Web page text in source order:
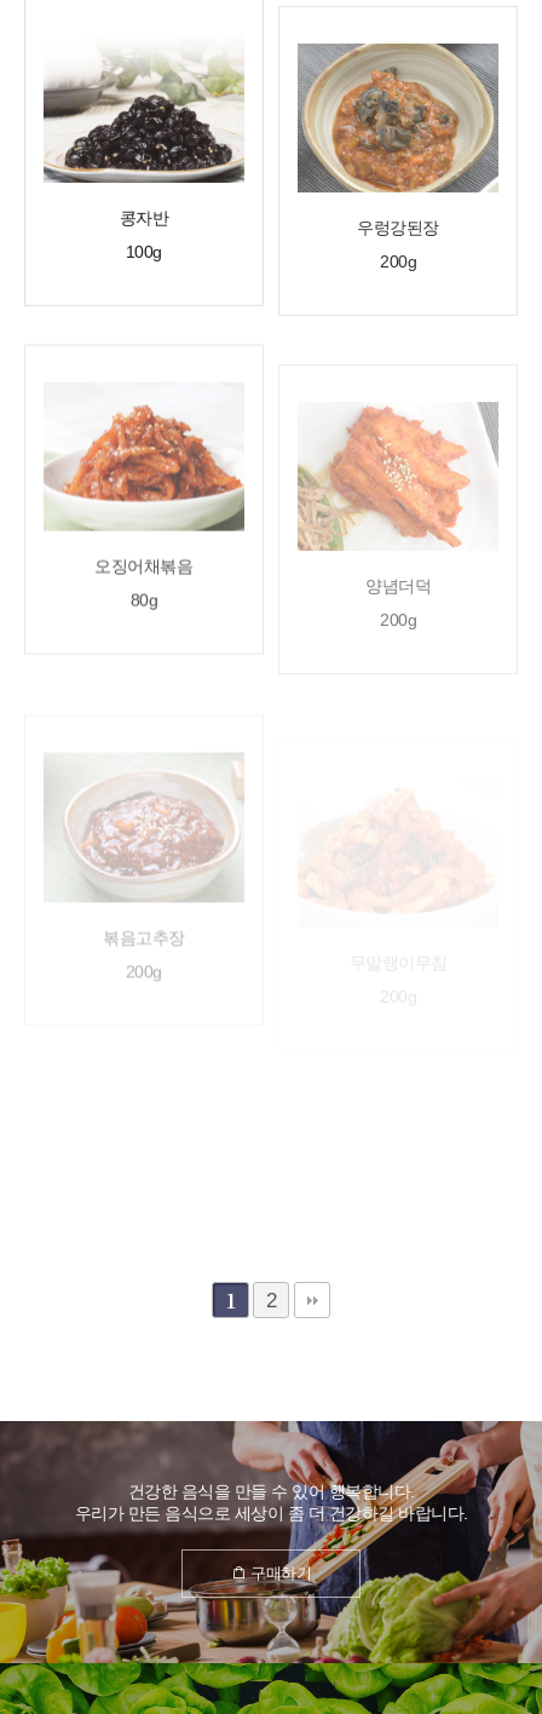
200g
오징어채볶음
80g
양념더덕
200g
볶음고추장
무말랭이무침
1 2
건강한 음식을 만들 수 있어 행복합니다.
우리가 만든 음식으로 세상이 좀 더 건강하길 바랍니다.
구매하기